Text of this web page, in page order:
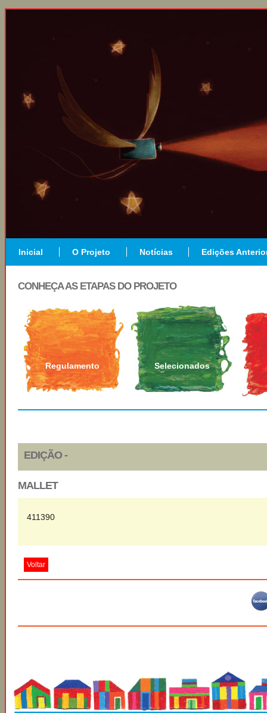
Inicial O Projeto Notícias Edições
CONHEÇA AS ETAPAS DO PROJETO
Regulamento Selecionados
EDIÇÃO -
MALLET
411390
Voltar